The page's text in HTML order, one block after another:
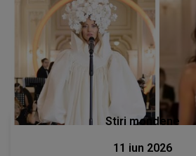
Stiri mondene
11 iun 2026